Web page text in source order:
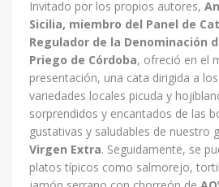
Invitado por los propios autores,
Sicilia, miembro del Panel de
Regulador de la Denominación
Priego de Córdoba, ofreció en el
presentación, una cata dirigida a
variedades locales picuda y
sorprendidos y encantados de las
gustativas y saludables de nuestro
Virgen Extra. Seguidamente, se
platos típicos como salmorejo,